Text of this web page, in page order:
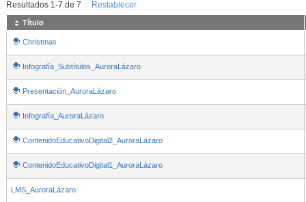
Resultados 1-7 de 7 Restablecer
Título
Christmas
Infografía_Subtítulos_AuroraLázaro
Presentación_AuroraLázaro
Infografía_AuroraLázaro
ContenidoEducativoDigital2_AuroraLázaro
ContenidoEducativoDigital1_AuroraLázaro
LMS_AuroraLázaro